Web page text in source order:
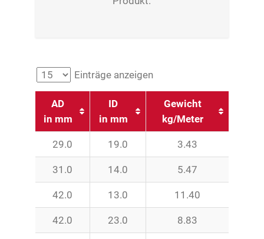
Einträge anzeigen
AD
in mm
ID
in mm
Gewicht
kg/Meter
29.0 19.0 3.43
31.0 14.0 5.47
42.0 13.0 11.40
42.0 23.0 8.83